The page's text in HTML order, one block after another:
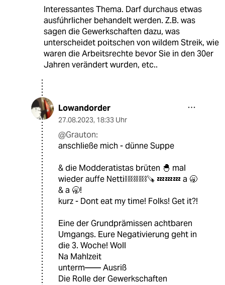
Interessantes Thema. Darf durchaus etwas
ausfúhrlicher behandelt werden. Z.B. was
sagen die Gewerkschaften dazu, was
unterscheidet poitschen von wildem Streik, wie
waren die Arbeitsrechte bevor Sie in den 30er
Jahren verändert wurden, etc..
Lowandorder
27.08.2023, 18:33 Uhr
@Grauton:
anschließe mich - dünne Suppe
& die Modderatistas brüten 🐣 mal
wieder auffe Netti⛓️⛓️⛓️⛓️🪚 💤💤💤 a 🥱
& a 🥱!
kurz - Dont eat my time! Folks! Get it?!
Eine der Grundprämissen achtbaren
Umgangs. Eure Negativierung geht in
die 3. Woche! Woll
Na Mahlzeit
unterm—— Ausriß
Die Rolle der Gewerkschaften